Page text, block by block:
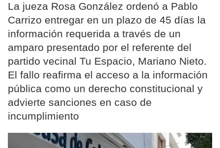
La jueza Rosa González ordenó a Pablo
Carrizo entregar en un plazo de 45 días la
información requerida a través de un
amparo presentado por el referente del
partido vecinal Tu Espacio, Mariano Nieto.
El fallo reafirma el acceso a la información
pública como un derecho constitucional y
advierte sanciones en caso de
incumplimiento